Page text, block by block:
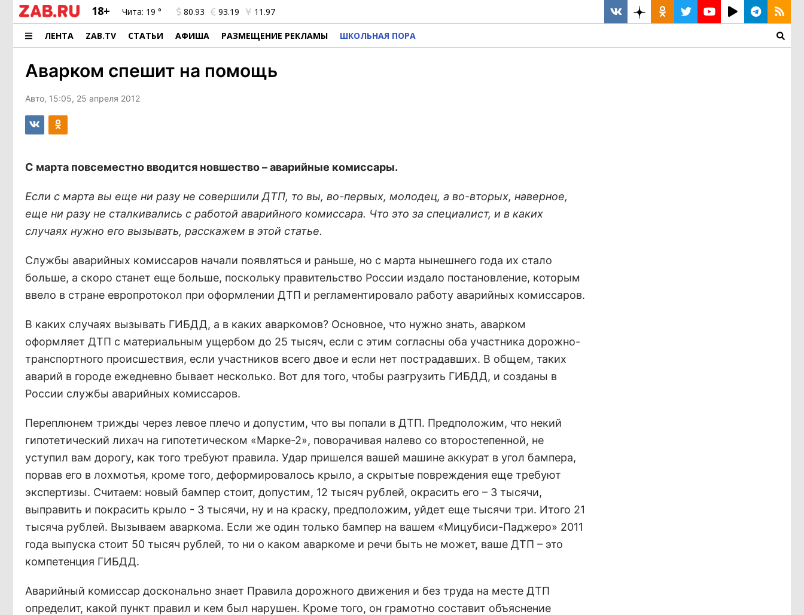
18+ Чита: 19 ° 80.93 93.19 11.97
ЛЕНТА ZAB.TV СТАТЬИ АФИША РАЗМЕЩЕНИЕ РЕКЛАМЫ ШКОЛЬНАЯ ПОРА
Аварком спешит на помощь
Авто, 15:05, 25 апреля 2012
С марта повсеместно вводится новшество – аварийные комиссары.
Если с марта вы еще ни разу не совершили ДТП, то вы, во-первых, молодец, а во-вторых, наверное,
еще ни разу не сталкивались с работой аварийного комиссара. Что это за специалист, и в каких
случаях нужно его вызывать, расскажем в этой статье.
Службы аварийных комиссаров начали появляться и раньше, но с марта нынешнего года их стало
больше, а скоро станет еще больше, поскольку правительство России издало постановление, которым
ввело в стране европротокол при оформлении ДТП и регламентировало работу аварийных комиссаров.
В каких случаях вызывать ГИБДД, а в каких аваркомов? Основное, что нужно знать, аварком
оформляет ДТП с материальным ущербом до 25 тысяч, если с этим согласны оба участника дорожно-
транспортного происшествия, если участников всего двое и если нет пострадавших. В общем, таких
аварий в городе ежедневно бывает несколько. Вот для того, чтобы разгрузить ГИБДД, и созданы в
России службы аварийных комиссаров.
Переплюнем трижды через левое плечо и допустим, что вы попали в ДТП. Предположим, что некий
гипотетический лихач на гипотетическом «Марке-2», поворачивая налево со второстепенной, не
уступил вам дорогу, как того требуют правила. Удар пришелся вашей машине аккурат в угол бампера,
порвав его в лохмотья, кроме того, деформировалось крыло, а скрытые повреждения еще требуют
экспертизы. Считаем: новый бампер стоит, допустим, 12 тысяч рублей, окрасить его – 3 тысячи,
выправить и покрасить крыло - 3 тысячи, ну и на краску, предположим, уйдет еще тысячи три. Итого 21
тысяча рублей. Вызываем аваркома. Если же один только бампер на вашем «Мицубиси-Паджеро» 2011
года выпуска стоит 50 тысяч рублей, то ни о каком аваркоме и речи быть не может, ваше ДТП – это
компетенция ГИБДД.
Аварийный комиссар досконально знает Правила дорожного движения и без труда на месте ДТП
определит, какой пункт правил и кем был нарушен. Кроме того, он грамотно составит объяснение